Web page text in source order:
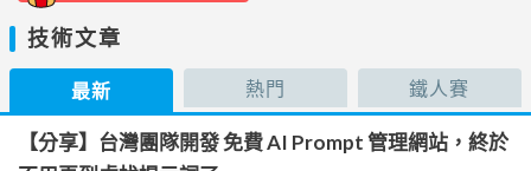
技術文章
最新 熱門 鐵人賽
【分享】台灣團隊開發 免費 AI Prompt 管理網站，終於